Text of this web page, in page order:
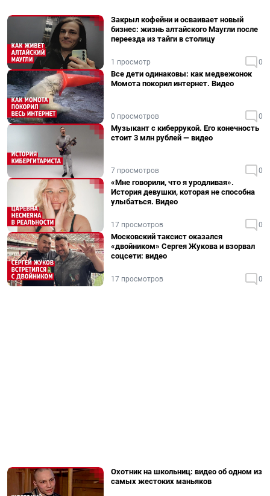
Закрыл кофейни и осваивает новый
бизнес: жизнь алтайского Маугли после
переезда из тайги в столицу
1 просмотр 0
Все дети одинаковы: как медвежонок
Момота покорил интернет. Видео
0 просмотров 0
Музыкант с киберрукой. Его конечность
стоит 3 млн рублей — видео
7 просмотров 0
«Мне говорили, что я уродливая».
История девушки, которая не способна
улыбаться. Видео
17 просмотров 0
Московский таксист оказался
«двойником» Сергея Жукова и взорвал
соцсети: видео
17 просмотров 0
Охотник на школьниц: видео об одном из
самых жестоких маньяков